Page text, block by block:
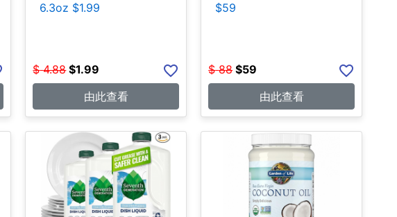
6.3oz $1.99
$ 4.88 $1.99
由此查看
$59
$ 88 $59
由此查看